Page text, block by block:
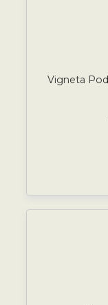
Vigneta